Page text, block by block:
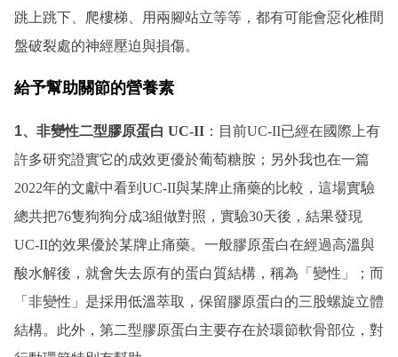
跳上跳下、爬樓梯、用兩腳站立等等，都有可能會惡化椎間
盤破裂處的神經壓迫與損傷。
給予幫助關節的營養素
1、 非變性二型膠原蛋白 UC-II ：目前UC-II已經在國際上有
許多研究證實它的成效更優於葡萄糖胺；另外我也在一篇
2022年的文獻中看到UC-II與某牌止痛藥的比較，這場實驗
總共把76隻狗狗分成3組做對照，實驗30天後，結果發現
UC-II的效果優於某牌止痛藥。一般膠原蛋白在經過高溫與
酸水解後，就會失去原有的蛋白質結構，稱為「變性」；而
「非變性」是採用低溫萃取，保留膠原蛋白的三股螺旋立體
結構。此外，第二型膠原蛋白主要存在於環節軟骨部位，對